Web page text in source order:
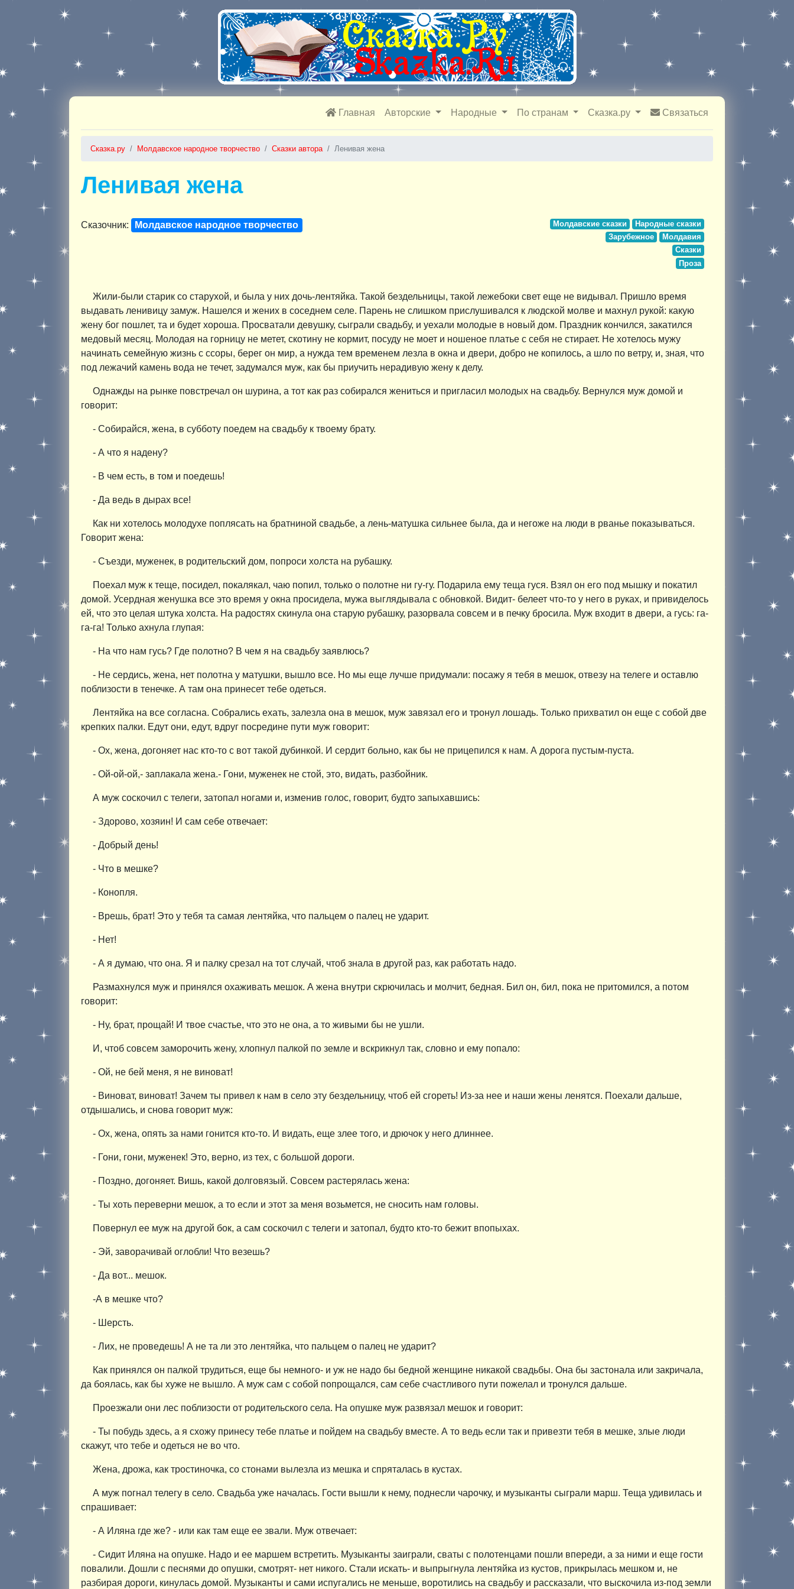
Главная Авторские Народные По странам Сказка.ру Связаться
Сказка.ру Молдавское народное творчество Сказки автора Ленивая жена
Ленивая жена
Сказочник: Молдавское народное творчество Молдавские сказки
Народные сказки
Зарубежное
Молдавия
Сказки
Проза
Жили-были старик со старухой, и была у них дочь-лентяйка. Такой бездельницы, такой лежебоки свет еще не видывал. Пришло время
выдавать ленивицу замуж. Нашелся и жених в соседнем селе. Парень не слишком прислушивался к людской молве и махнул рукой: какую
жену бог пошлет, та и будет хороша. Просватали девушку, сыграли свадьбу, и уехали молодые в новый дом. Праздник кончился, закатился
медовый месяц. Молодая на горницу не метет, скотину не кормит, посуду не моет и ношеное платье с себя не стирает. Не хотелось мужу
начинать семейную жизнь с ссоры, берег он мир, а нужда тем временем лезла в окна и двери, добро не копилось, а шло по ветру, и, зная, что
под лежачий камень вода не течет, задумался муж, как бы приучить нерадивую жену к делу.
Однажды на рынке повстречал он шурина, а тот как раз собирался жениться и пригласил молодых на свадьбу. Вернулся муж домой и
говорит:
- Собирайся, жена, в субботу поедем на свадьбу к твоему брату.
- А что я надену?
- В чем есть, в том и поедешь!
- Да ведь в дырах все!
Как ни хотелось молодухе поплясать на братниной свадьбе, а лень-матушка сильнее была, да и негоже на люди в рванье показываться.
Говорит жена:
- Съезди, муженек, в родительский дом, попроси холста на рубашку.
Поехал муж к теще, посидел, покалякал, чаю попил, только о полотне ни гу-гу. Подарила ему теща гуся. Взял он его под мышку и покатил
домой. Усердная женушка все это время у окна просидела, мужа выглядывала с обновкой. Видит- белеет что-то у него в руках, и привиделось
ей, что это целая штука холста. На радостях скинула она старую рубашку, разорвала совсем и в печку бросила. Муж входит в двери, а гусь: га-
га-га! Только ахнула глупая:
- На что нам гусь? Где полотно? В чем я на свадьбу заявлюсь?
- Не сердись, жена, нет полотна у матушки, вышло все. Но мы еще лучше придумали: посажу я тебя в мешок, отвезу на телеге и ocтaвлю
поблизости в тенечке. А там она принесет тебе одеться.
Лентяйка на все согласна. Собрались ехать, залезла она в мешок, муж завязал его и тронул лошадь. Только прихватил он еще с собой две
крепких палки. Едут они, едут, вдруг посредине пути муж говорит:
- Ox, жена, догоняет нас кто-то с вот такой дубинкой. И сердит больно, как бы не прицепился к нам. А дорога пустым-пуста.
- Ой-ой-ой,- заплакала жена.- Гони, муженек не стой, это, видать, разбойник.
А муж соскочил с телеги, затопал ногами и, изменив голос, говорит, будто запыхавшись:
- Здорово, хозяин! И сам себе отвечает:
- Добрый день!
- Что в мешке?
- Конопля.
- Врешь, брат! Это у тебя та самая лентяйка, что пальцем о палец не ударит.
- Нет!
- А я думаю, что она. Я и палку срезал на тот случай, чтоб знала в другой раз, как работать надо.
Размахнулся муж и принялся охаживать мешок. А жена внутри скрючилась и молчит, бедная. Бил он, бил, пока не притомился, а потом
говорит:
- Ну, брат, прощай! И твое счастье, что это не она, а то живыми бы не ушли.
И, чтоб совсем заморочить жену, хлопнул палкой по земле и вскрикнул так, словно и ему попало:
- Ой, не бей меня, я не виноват!
- Виноват, виноват! Зачем ты привел к нам в село эту бездельницу, чтоб ей сгореть! Из-за нее и наши жены ленятся. Поехали дальше,
отдышались, и снова говорит муж:
- Ох, жена, опять за нами гонится кто-то. И видать, еще злее того, и дрючок у него длиннее.
- Гони, гони, муженек! Это, верно, из тех, с большой дороги.
- Поздно, догоняет. Вишь, какой долговязый. Совсем растерялась жена:
- Ты хоть переверни мешок, а то если и этот за меня возьмется, не сносить нам головы.
Повернул ее муж на другой бок, а сам соскочил с телеги и затопал, будто кто-то бежит впопыхах.
- Эй, заворачивай оглобли! Что везешь?
- Да вот... мешок.
-А в мешке что?
- Шерсть.
- Лих, не проведешь! А не та ли это лентяйка, что пальцем о палец не ударит?
Как принялся он палкой трудиться, еще бы немного- и уж не надо бы бедной женщине никакой свадьбы. Она бы застонала или закричала,
да боялась, как бы хуже не вышло. А муж сам с собой попрощался, сам себе счастливого пути пожелал и тронулся дальше.
Проезжали они лес поблизости от родительского села. На опушке муж развязал мешок и говорит:
- Ты побудь здесь, а я схожу принесу тебе платье и пойдем на свадьбу вместе. А то ведь если так и привезти тебя в мешке, злые люди
скажут, что тебе и одеться не во что.
Жена, дрожа, как тростиночка, со стонами вылезла из мешка и спряталась в кустах.
А муж погнал телегу в село. Свадьба уже началась. Гости вышли к нему, поднесли чарочку, и музыканты сыграли марш. Теща удивилась и
спрашивает:
- А Иляна где же? - или как там еще ее звали. Муж отвечает:
- Сидит Иляна на опушке. Надо и ее маршем встретить. Музыканты заиграли, сваты с полотенцами пошли впереди, а за ними и еще гости
повалили. Дошли с песнями до опушки, смотрят- нет никого. Стали искать- и выпрыгнула лентяйка из кустов, прикрылась мешком и, не
разбирая дороги, кинулась домой. Музыканты и сами испугались не меньше, воротились на свадьбу и рассказали, что выскочила из-под земли